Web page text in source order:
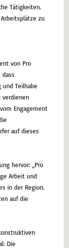
Tätigkeiten.
zu
von Pro
Teilhabe
verdienen
Engagement
auf dieses
hervor: „Pro
Arbeit und
in der Region.
auf die
Die